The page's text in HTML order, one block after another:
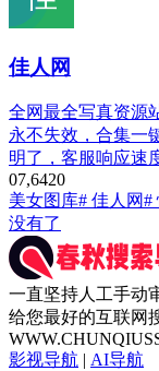
佳人网
全网最全写真资源
永不失效，合集一
明了，客服响应速
07,6420
美女图库# 佳人网#
没有了
一直坚持人工手动
给您最好的互联网
影视导航 | AI导航